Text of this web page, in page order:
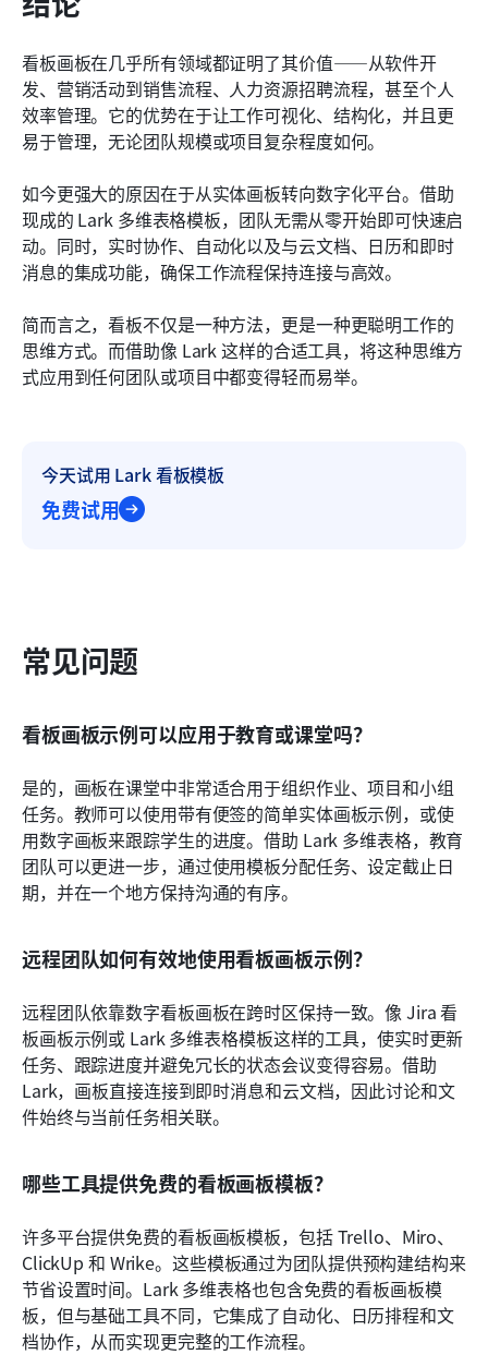
看板画板在几乎所有领域都证明了其价值——从软件开
发、营销活动到销售流程、人力资源招聘流程，甚至个人
效率管理。它的优势在于让工作可视化、结构化，并且更
易于管理，无论团队规模或项目复杂程度如何。
如今更强大的原因在于从实体画板转向数字化平台。借助
现成的 Lark 多维表格模板，团队无需从零开始即可快速启
动。同时，实时协作、自动化以及与云文档、日历和即时
消息的集成功能，确保工作流程保持连接与高效。
简而言之，看板不仅是一种方法，更是一种更聪明工作的
思维方式。而借助像 Lark 这样的合适工具，将这种思维方
式应用到任何团队或项目中都变得轻而易举。
今天试用 Lark 看板模板
免费试用
常见问题
看板画板示例可以应用于教育或课堂吗？
是的，画板在课堂中非常适合用于组织作业、项目和小组
任务。教师可以使用带有便签的简单实体画板示例，或使
用数字画板来跟踪学生的进度。借助 Lark 多维表格，教育
团队可以更进一步，通过使用模板分配任务、设定截止日
期，并在一个地方保持沟通的有序。
远程团队如何有效地使用看板画板示例？
远程团队依靠数字看板画板在跨时区保持一致。像 Jira 看
板画板示例或 Lark 多维表格模板这样的工具，使实时更新
任务、跟踪进度并避免冗长的状态会议变得容易。借助
Lark，画板直接连接到即时消息和云文档，因此讨论和文
件始终与当前任务相关联。
哪些工具提供免费的看板画板模板？
许多平台提供免费的看板画板模板，包括 Trello、Miro、
ClickUp 和 Wrike。这些模板通过为团队提供预构建结构来
节省设置时间。Lark 多维表格也包含免费的看板画板模
板，但与基础工具不同，它集成了自动化、日历排程和文
档协作，从而实现更完整的工作流程。